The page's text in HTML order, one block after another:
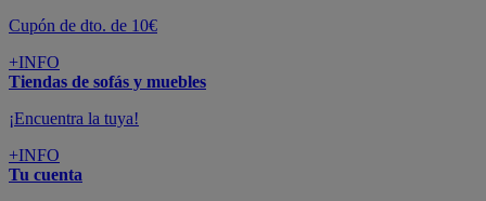
Cupón de dto. de 10€
+INFO
Tiendas de sofás y muebles
¡Encuentra la tuya!
+INFO
Tu cuenta